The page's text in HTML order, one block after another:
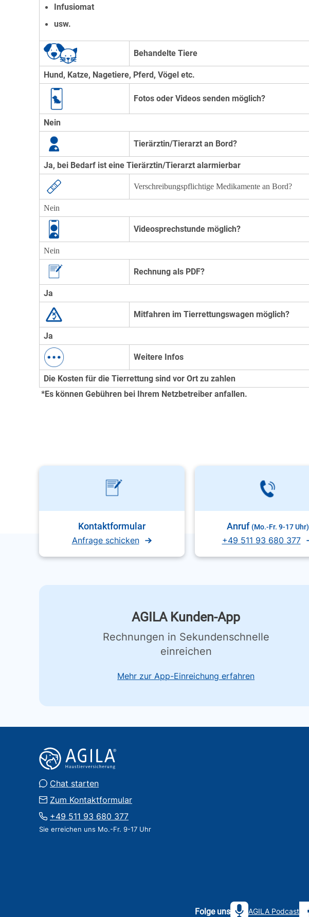
Infusiomat
usw.
Behandelte Tiere
Hund, Katze, Nagetiere, Pferd, Vögel etc.
Fotos oder Videos senden möglich?
Nein
Tierärztin/Tierarzt an Bord?
Ja, bei Bedarf ist eine Tierärztin/Tierarzt alarmierbar
Verschreibungspflichtige Medikamente an Bord?
Nein
Videosprechstunde möglich?
Nein
Rechnung als PDF?
Ja
Mitfahren im Tierrettungswagen möglich?
Ja
Weitere Infos
Die Kosten für die Tierrettung sind vor Ort zu zahlen
*Es können Gebühren bei Ihrem Netzbetreiber anfallen.
Kontaktformular
Anfrage schicken
Anruf (Mo.-Fr. 9-17 Uhr)
+49 511 93 680 377
AGILA Kunden-App
Rechnungen in Sekundenschnelle
einreichen
Mehr zur App-Einreichung erfahren